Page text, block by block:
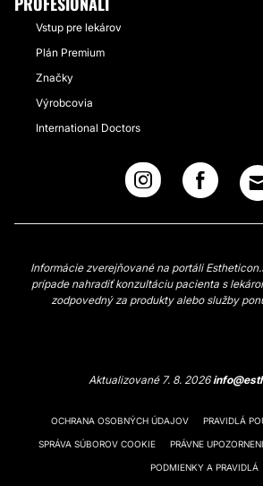
Vstup pre lekárov
Plán Premium
Značky
Výrobcovia
International Doctors
Informácie zverejňované na portáli
prípade nahradiť konzultáciu pacienta s
zodpovedný za produkty alebo služby
Aktualizované 7. 8. 2026
OCHRANA OSOBNÝCH ÚDAJOV PRAVIDLÁ
SPRÁVA SÚBOROV COOKIE PRÁVNE
PODMIENKY A PRAVIDLÁ